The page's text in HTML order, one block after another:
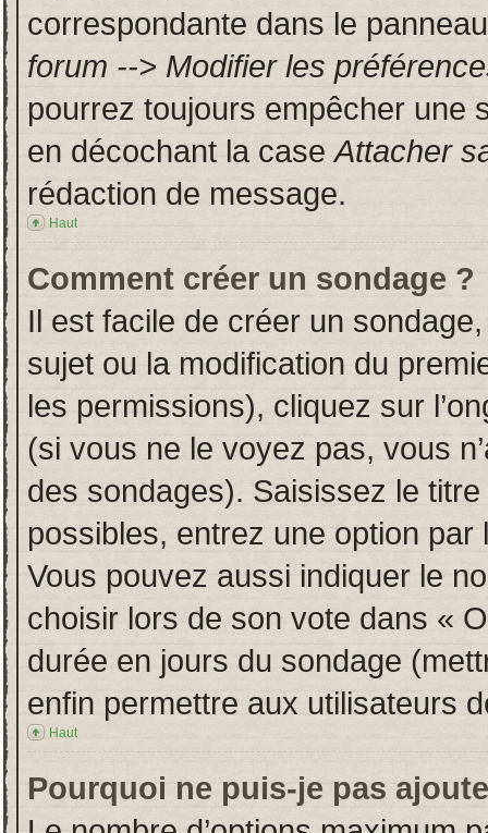
correspondante dans le
forum --> Modifier les
pourrez toujours empêcher une
en décochant la caseAttacher
rédaction de message.
Haut
Comment créer un sondage ?
Il est facile de créer un
sujet ou la modification du
les permissions), cliquez sur
(si vous ne le voyez pas, vous
des sondages). Saisissez le
possibles, entrez une option
Vous pouvez aussi indiquer le
choisir lors de son vote dans «
durée en jours du sondage
enfin permettre aux utilisateurs
Haut
Pourquoi ne puis-je pas